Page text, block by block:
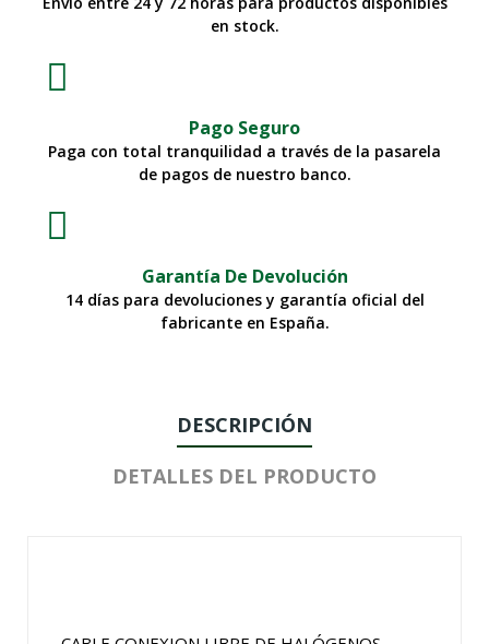
en stock.
Pago Seguro
Paga con total tranquilidad a través de la pasarela
de pagos de nuestro banco.
Garantía De Devolución
14 días para devoluciones y garantía oficial del
fabricante en España.
DESCRIPCIÓN
DETALLES DEL PRODUCTO